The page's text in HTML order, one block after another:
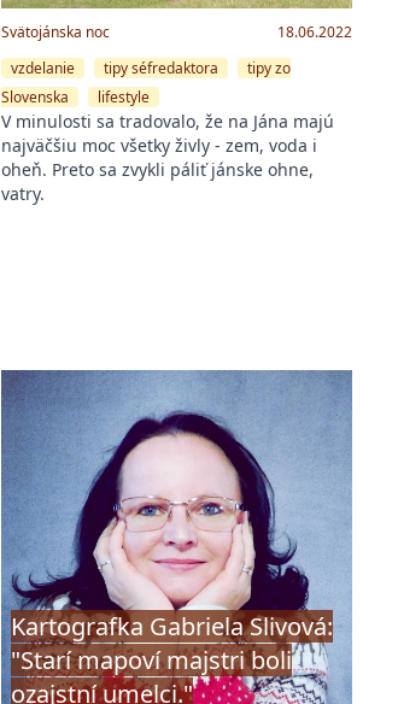
Svätojánska noc
18.06.2022
vzdelanie
tipy séfredaktora
tipy zo
Slovenska
lifestyle
V minulosti sa tradovalo, že na Jána majú
najväčšiu moc všetky živly - zem, voda i
oheň. Preto sa zvykli páliť jánske ohne,
vatry.
Kartografka Gabriela Slivová:
"Starí mapoví majstri boli
ozajstní umelci."